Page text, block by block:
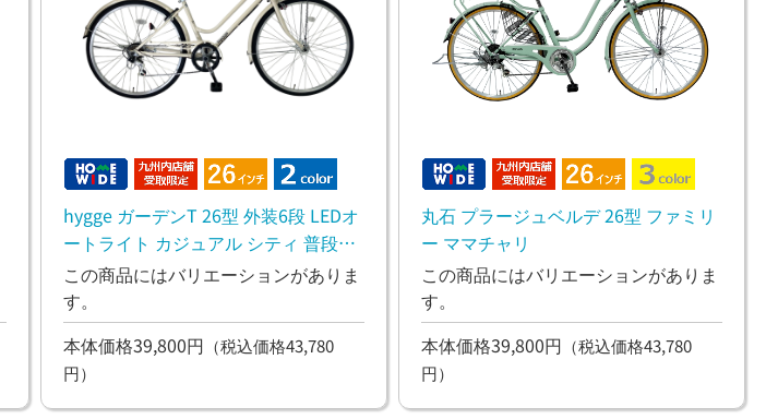
hygge ガーデンT 26型 外装6段 LEDオ
ートライト カジュアル シティ 普段使
い
この商品にはバリエーションがありま
す。
本体価格39,800円 （税込価格43,780
円）
丸石 プラージュベルデ 26型 ファミリ
ー ママチャリ
この商品にはバリエーションがありま
す。
本体価格39,800円 （税込価格43,780
円）